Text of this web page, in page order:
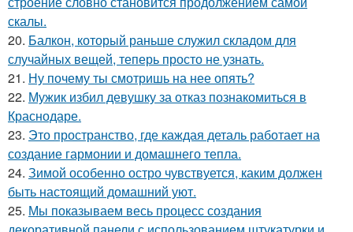
скалы.
20. Балкон, который раньше служил складом для
случайных вещей, теперь просто не узнать.
21. Ну почему ты смотришь на нее опять?
22. Мужик избил девушку за отказ познакомиться в
Краснодаре.
23. Это пространство, где каждая деталь работает на
создание гармонии и домашнего тепла.
24. Зимой особенно остро чувствуется, каким должен
быть настоящий домашний уют.
25. Мы показываем весь процесс создания